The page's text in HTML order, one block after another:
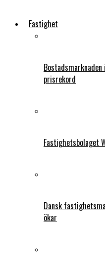
Fastighet
prisrekord
Fastighetsbolaget
Dansk
ökar